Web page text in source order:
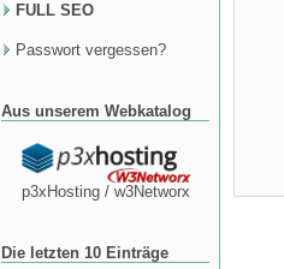
FULL SEO
Passwort vergessen?
Aus unserem Webkatalog
p3xHosting / w3Networx
Die letzten 10 Einträge